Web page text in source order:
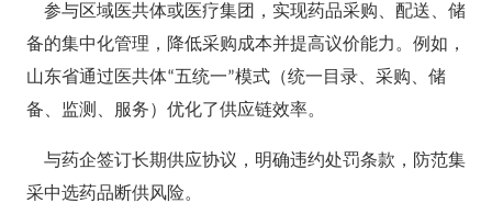
参与区域医共体或医疗集团，实现药品采购、配送、储
备的集中化管理，降低采购成本并提高议价能力。例如，
山东省通过医共体“五统一”模式（统一目录、采购、储
备、监测、服务）优化了供应链效率。
与药企签订长期供应协议，明确违约处罚条款，防范集
采中选药品断供风险。